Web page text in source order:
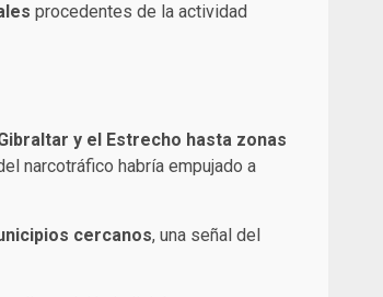
procedentes de la actividad
y el Estrecho hasta zonas
narcotráfico habría empujado a
cercanos, una señal del